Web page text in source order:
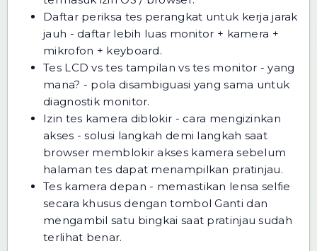
Daftar periksa tes perangkat untuk kerja jarak
jauh - daftar lebih luas monitor + kamera +
mikrofon + keyboard.
Tes LCD vs tes tampilan vs tes monitor - yang
mana? - pola disambiguasi yang sama untuk
diagnostik monitor.
Izin tes kamera diblokir - cara mengizinkan
akses - solusi langkah demi langkah saat
browser memblokir akses kamera sebelum
halaman tes dapat menampilkan pratinjau.
Tes kamera depan - memastikan lensa selfie
secara khusus dengan tombol Ganti dan
mengambil satu bingkai saat pratinjau sudah
terlihat benar.